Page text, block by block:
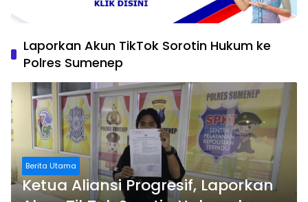
Laporkan Akun TikTok Sorotin Hukum ke
Polres Sumenep
Berita Utama
Ketua Aliansi Progresif, Laporkan